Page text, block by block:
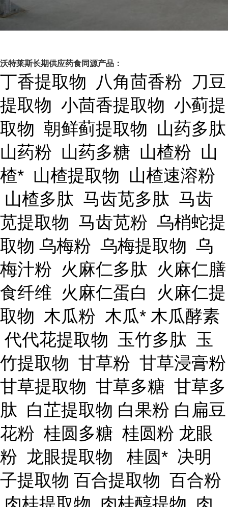
沃特莱斯长期供应药食同源产品：
丁香提取物 八角茴香粉 刀豆
提取物 小茴香提取物 小蓟提
取物 朝鲜蓟提取物 山药多肽
山药粉 山药多糖 山楂粉 山
楂* 山楂提取物 山楂速溶粉
山楂多肽 马齿苋多肽 马齿
苋提取物 马齿苋粉 乌梢蛇提
取物 乌梅粉 乌梅提取物 乌
梅汁粉 火麻仁多肽 火麻仁膳
食纤维 火麻仁蛋白 火麻仁提
取物 木瓜粉 木瓜* 木瓜酵素
代代花提取物 玉竹多肽 玉
竹提取物 甘草粉 甘草浸膏粉
甘草提取物 甘草多糖 甘草多
肽 白芷提取物 白果粉 白扁豆
花粉 桂圆多糖 桂圆粉 龙眼
粉 龙眼提取物 桂圆* 决明
子提取物 百合提取物 百合粉